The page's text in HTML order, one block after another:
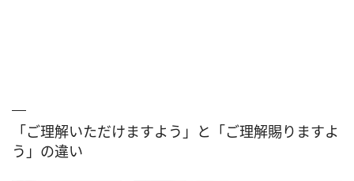
「ご理解いただけますよう」と「ご理解賜りますよ
う」の違い